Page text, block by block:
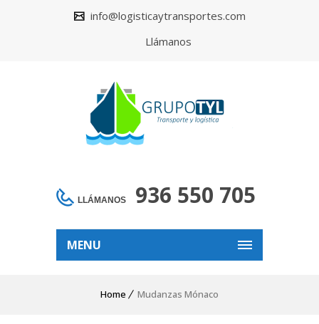
info@logisticaytransportes.com
Llámanos
LLÁMANOS 936 550 705
MENU
Home Mudanzas Mónaco